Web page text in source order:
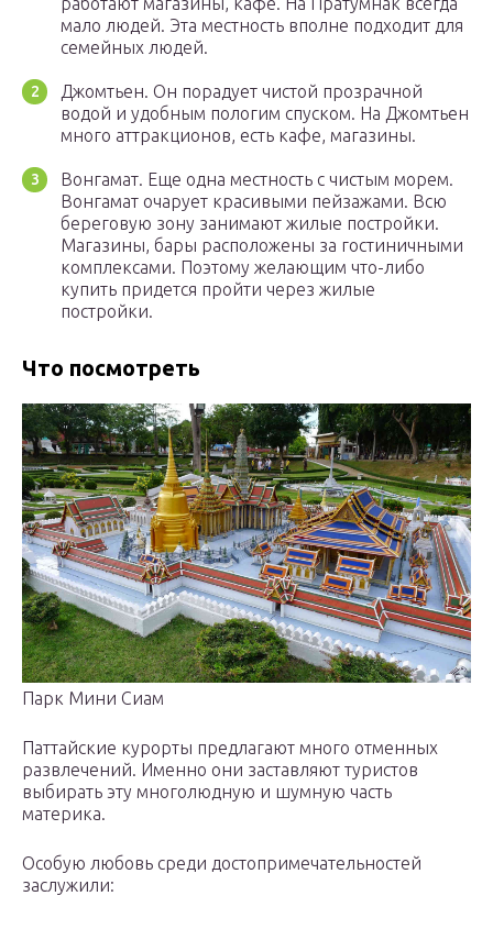
мало людей. Эта местность вполне подходит для
семейных людей.
Джомтьен. Он порадует чистой прозрачной
водой и удобным пологим спуском. На Джомтьен
много аттракционов, есть кафе, магазины.
Вонгамат. Еще одна местность с чистым морем.
Вонгамат очарует красивыми пейзажами. Всю
береговую зону занимают жилые постройки.
Магазины, бары расположены за гостиничными
комплексами. Поэтому желающим что-либо
купить придется пройти через жилые
постройки.
Что посмотреть
Парк Мини Сиам
Паттайские курорты предлагают много отменных
развлечений. Именно они заставляют туристов
выбирать эту многолюдную и шумную часть
материка.
Особую любовь среди достопримечательностей
заслужили: